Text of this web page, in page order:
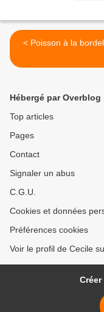
< Poisson à la
Hébergé par Overblog
Top articles
Pages
Contact
Signaler un abus
C.G.U.
Cookies et données
Préférences cookies
Voir le profil de Cecile